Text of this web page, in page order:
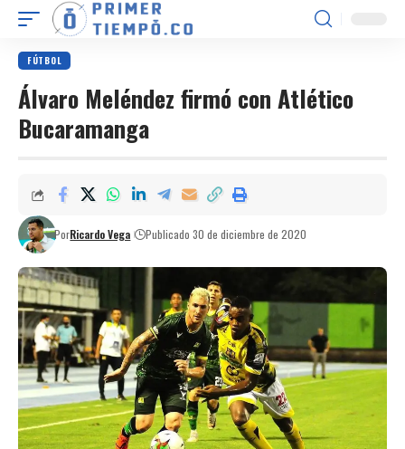
FÚTBOL
Álvaro Meléndez firmó con Atlético
Bucaramanga
PorRicardo Vega Publicado 30 de diciembre de 2020